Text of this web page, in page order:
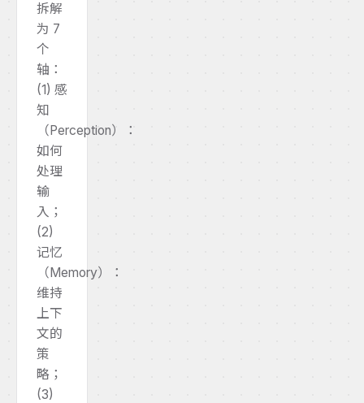
拆解
为 7
个
轴：
(1) 感
知
（Perception）：
如何
处理
输
入；
(2)
记忆
（Memory）：
维持
上下
文的
策
略；
(3)